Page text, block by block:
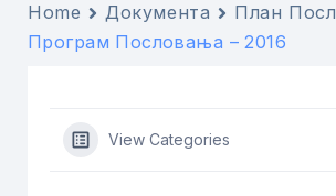
Home Документа
План
Програм Пословања – 2016
View Categories